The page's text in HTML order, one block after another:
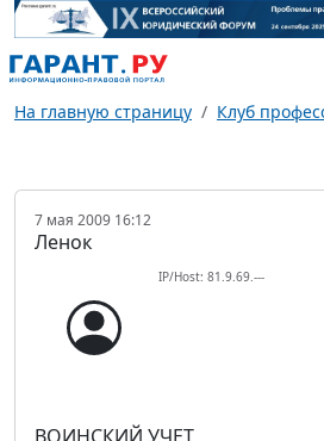
На главную страницу Клуб
7 мая 2009 16:12
Ленок
IP/Host: 81.9.69.---